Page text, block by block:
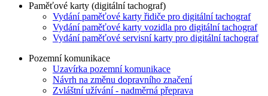
Paměťové karty (digitální tachograf)
Vydání paměťové karty řidiče pro digitální tachograf
Vydání paměťové karty vozidla pro digitální tachograf
Vydání paměťové servisní karty pro digitální tachograf
Pozemní komunikace
Uzavírka pozemní komunikace
Návrh na změnu dopravního značení
Zvláštní užívání - nadměrná přeprava